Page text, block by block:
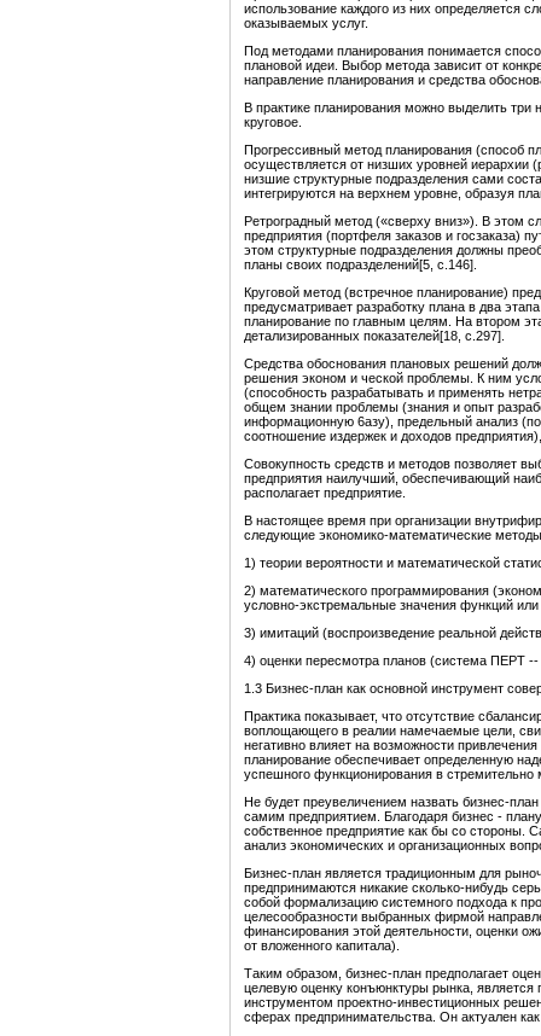
использование каждого из них определяется
оказываемых услуг.
Под методами планирования понимается
плановой идеи. Выбор метода зависит от
направление планирования и средства
В практике планирования можно выделить три
круговое.
Прогрессивный метод планирования (способ
осуществляется от низших уровней иерархии
низшие структурные подразделения сами
интегрируются на верхнем уровне, образуя
Ретроградный метод («сверху вниз»). В этом
предприятия (портфеля заказов и госзаказа)
этом структурные подразделения должны
планы своих подразделений[5, с.146].
Круговой метод (встречное планирование)
предусматривает paзработку плана в два
планирование по главным целям. На втором
детализированных показателей[18, с.297].
Средства обоснования плановых решений
решения эконом и ческой проблемы. К ним
(способность разрабатывать и применять
общем знании проблемы (знания и опыт
информационную 6aзy), предельный анализ
соотношение издержек и доходов
Совокупность средств и методов позволяет
предприятия наилучший, обеспечивающий
располагает предприятие.
В настоящее время при организации
следующие экономико-математические
1) теории вероятности и математической
2) математического программирования
условно-экстремальные значения функций
3) имитаций (воспроизведение реальной
4) оценки пересмотра планов (система ПЕРТ
1.3 Бизнес-план как основной инструмент
Практика показывает, что отсутствие
воплощающего в реалии намечаемые цели,
негативно влияет на возможности
планирование обеспечивает определенную
успешного функционирования в
Не будет преувеличением назвать бизнес-
самим предприятием. Благодаря бизнес -
собственное предприятие как бы со стороны.
анализ экономических и организационных
Бизнес-план является традиционным для
предпринимаются никакие сколько-нибудь
собой формализацию системного подхода к
целесообразности выбранных фирмой
финансирования этой деятельности, оценки
от вложенного капитала).
Таким образом, бизнес-план предполагает
целевую оценку конъюнктуры рынка,
инструментом проектно-инвестиционных
сферах предпринимательства. Он актуален